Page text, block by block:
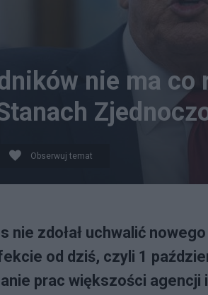
nie ma co
Obserwuj temat
nie zdołał uchwalić
od dziś, czyli 1
prac większości